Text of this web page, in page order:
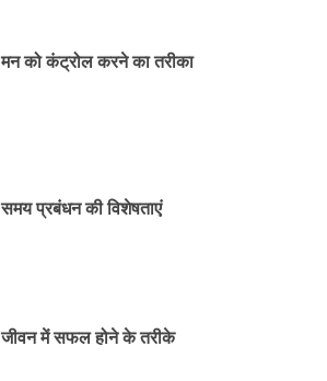
मन को कंट्रोल करने का तरीका
समय प्रबंधन की विशेषताएं
जीवन में सफल होने के तरीके